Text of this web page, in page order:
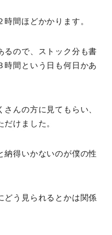
間ほどかかります。
るので、ストック分も書
時間という日も何日かあ
んの方に見てもらい、
けました。
納得いかないのが僕の性
どう見られるとかは関係